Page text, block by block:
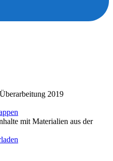
2019
mit Materialien aus der